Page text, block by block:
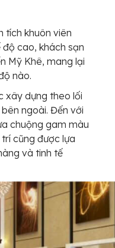
tích khuôn viên
cao, khách sạn
Mỹ Khê, mang lại
nào.
xây dựng theo lối
ngoài. Đến với
chuộng gam màu
cũng được lựa
và tinh tế